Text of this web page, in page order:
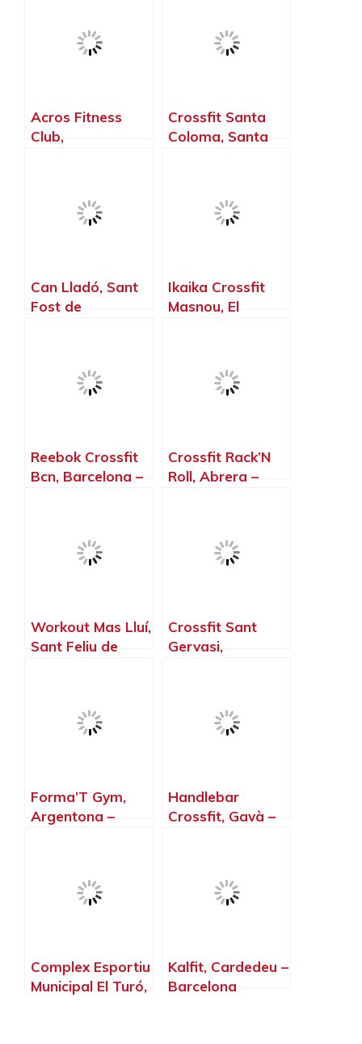
Acros Fitness
Club,
Crossfit Santa
Coloma, Santa
Can Lladó, Sant
Fost de
Ikaika Crossfit
Masnou, El
Reebok Crossfit
Bcn, Barcelona –
Crossfit Rack’N
Roll, Abrera –
Workout Mas Lluí,
Sant Feliu de
Crossfit Sant
Gervasi,
Forma’T Gym,
Argentona –
Handlebar
Crossfit, Gavà –
Complex Esportiu
Municipal El Turó,
Kalfit, Cardedeu –
Barcelona